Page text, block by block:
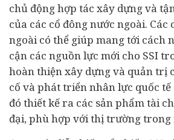
chủ động hợp tác xây dựng và
của các cổ đông nước ngoài. Các
ngoài có thể giúp mang tới cách
cận các nguồn lực mới cho SSI
hoàn thiện xây dựng và quản trị
cố và phát triển nhân lực quốc
đó thiết kế ra các sản phẩmtài
đại, phù hợp với thị trường trong